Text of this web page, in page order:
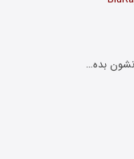
نشون بده…